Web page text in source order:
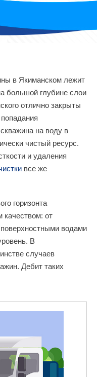
в Якиманском лежит
большой глубине слои
отлично закрыты
на воду в
чистый ресурс.
и удаления
все же
горизонта
качеством: от
водами
В
случаев
Дебит таких